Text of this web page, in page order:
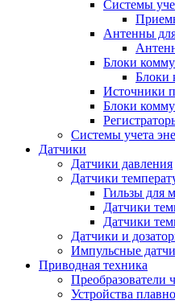
Системы
Антенны
Блоки
Блоки
Источники
Блоки
Системы учета
Датчики
Датчики давления
Датчики
Гильзы для
Датчики
Датчики
Датчики и
Импульсные
Приводная техника
Преобразователи
Устройства